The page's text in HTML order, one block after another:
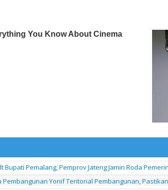
Bupati Pemalang, Pemprov Jateng Jamin Roda
Yonif Teritorial Pembangunan,